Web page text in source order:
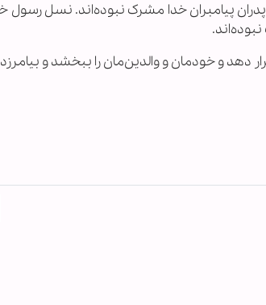
پیامبران خدا مشرک نبوده‌اند. نسل رسول
دهد و خودمان و والدین‌مان را ببخشد و